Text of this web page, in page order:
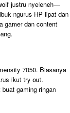
justru nyeleneh—
ngurus HP lipat dan
gamer dan content
7050. Biasanya
ikut try out.
gaming ringan